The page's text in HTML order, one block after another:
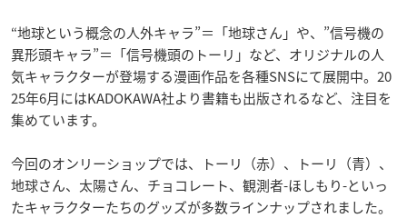
“地球という概念の人外キャラ”＝「地球さん」や、”信号機の
異形頭キャラ”＝「信号機頭のトーリ」など、オリジナルの人
気キャラクターが登場する漫画作品を各種SNSにて展開中。20
25年6月にはKADOKAWA社より書籍も出版されるなど、注目を
集めています。
今回のオンリーショップでは、トーリ（赤）、トーリ（青）、
地球さん、太陽さん、チョコレート、観測者-ほしもり-といっ
たキャラクターたちのグッズが多数ラインナップされました。